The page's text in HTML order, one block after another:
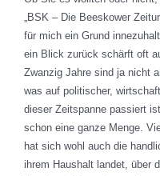
„BSK – Die Beeskower
für mich ein Grund
ein Blick zurück schärft oft
Zwanzig Jahre sind ja nicht
was auf politischer,
dieser Zeitspanne passiert
schon eine ganze Menge.
hat sich wohl auch die
ihrem Haushalt landet, über